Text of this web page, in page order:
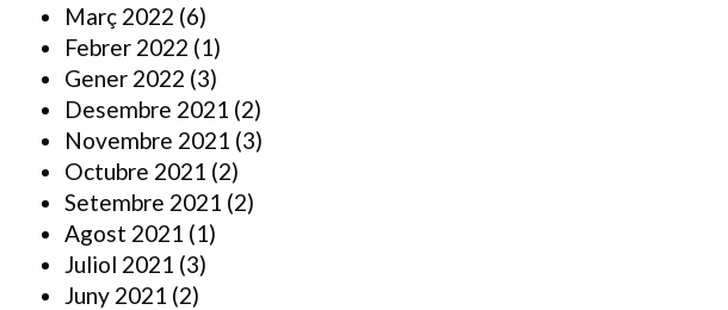
Març 2022 (6)
Febrer 2022 (1)
Gener 2022 (3)
Desembre 2021 (2)
Novembre 2021 (3)
Octubre 2021 (2)
Setembre 2021 (2)
Agost 2021 (1)
Juliol 2021 (3)
Juny 2021 (2)